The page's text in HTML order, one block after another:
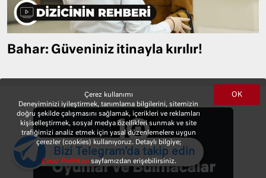
Bahar: Güveniniz itinayla kırılır!
Oyunlar ve Bulmacalar
OK
Çerez kullanımı
Deneyiminizi iyileştirmek, tanımlama bilgilerini, sitemizin
doğru şekilde çalışmasını sağlamak, içerikleri ve reklamları
kişiselleştirmek, sosyal medya özellikleri sunmak ve site
trafiğimizi analiz etmek için yasal düzenlemelere uygun
çerezler (cookies) kullanıyoruz. Detaylı bilgiye;
Çerez Politikasısayfamızdan erişebilirsiniz.
Bizi Telegram'da takip edin